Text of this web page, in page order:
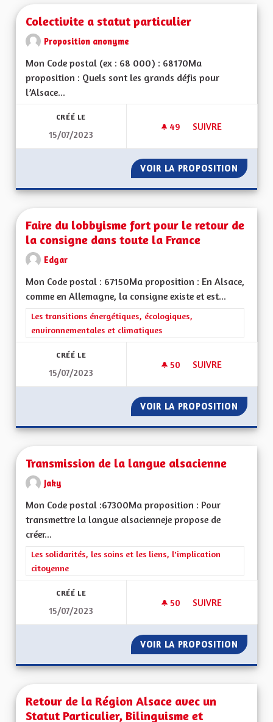
Colectivite a statut particulier
Proposition anonyme
Mon Code postal (ex : 68 000) : 68170Ma
proposition : Quels sont les grands défis pour
l’Alsace...
CRÉÉ LE
15/07/2023
49 49 ABONNÉS
SUIVRE
VOIR LA PROPOSITION
Faire du lobbyisme fort pour le retour de
la consigne dans toute la France
Edgar
Mon Code postal : 67150Ma proposition : En Alsace,
comme en Allemagne, la consigne existe et est...
Filtrer les résultats de la catégorie : Les transitions
Les transitions énergétiques, écologiques,
environnementales et climatiques
CRÉÉ LE
15/07/2023
50 50 ABONNÉS
SUIVRE
VOIR LA PROPOSITION FAIRE
Transmission de la langue alsacienne
Jaky
Mon Code postal :67300Ma proposition : Pour
transmettre la langue alsacienneje propose de
créer...
Filtrer les résultats de la catégorie : Les solidarités, les soins
Les solidarités, les soins et les liens, l'implication
citoyenne
CRÉÉ LE
15/07/2023
50 50 ABONNÉS
SUIVRE
VOIR LA PROPOSITION
Retour de la Région Alsace avec un
Statut Particulier, Bilinguisme et